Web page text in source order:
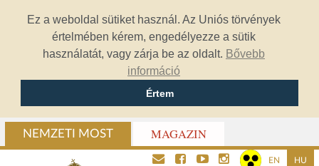
Ez a weboldal sütiket használ. Az Uniós törvények
értelmében kérem, engedélyezze a sütik
használatát, vagy zárja be az oldalt. Bővebb
információ
Értem
NEMZETI MOST MAGAZIN
EN HU